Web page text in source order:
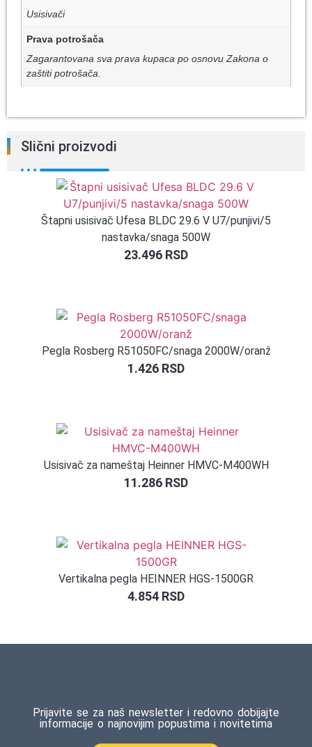
Usisivači
Prava potrošača
Zagarantovana sva prava kupaca po osnovu Zakona o
zaštiti potrošača.
Slični proizvodi
Štapni usisivač Ufesa BLDC 29.6 V U7/punjivi/5
nastavka/snaga 500W
23.496 RSD
Pegla Rosberg R51050FC/snaga 2000W/oranž
1.426 RSD
Usisivač za nameštaj Heinner HMVC-M400WH
11.286 RSD
Vertikalna pegla HEINNER HGS-1500GR
4.854 RSD
Prijavite se za naš newsletter i redovno dobijajte
informacije o najnovijim popustima i novitetima